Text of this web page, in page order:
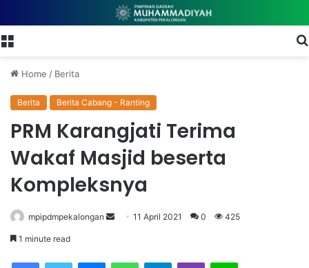
Home / Berita
Berita Berita Cabang - Ranting
PRM Karangjati Terima
Wakaf Masjid beserta
Kompleksnya
mpipdmpekalongan 11 April 2021 0 425
1 minute read
Telegram